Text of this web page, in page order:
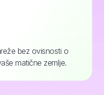
bez ovisnosti o
matične zemlje.